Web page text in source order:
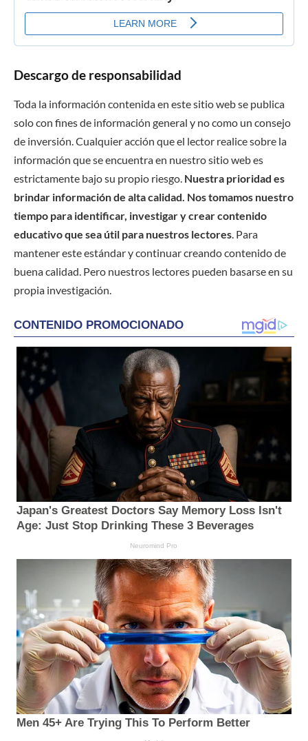
Descargo de responsabilidad
Toda la información contenida en este sitio web se publica
solo con fines de información general y no como un consejo
de inversión. Cualquier acción que el lector realice sobre la
información que se encuentra en nuestro sitio web es
estrictamente bajo su propio riesgo. Nuestra prioridad es
brindar información de alta calidad. Nos tomamos nuestro
tiempo para identificar, investigar y crear contenido
educativo que sea útil para nuestros lectores. Para
mantener este estándar y continuar creando contenido de
buena calidad. Pero nuestros lectores pueden basarse en su
propia investigación.